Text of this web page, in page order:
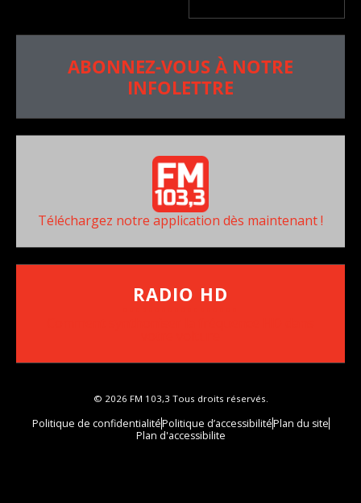
ABONNEZ-VOUS À NOTRE
INFOLETTRE
Téléchargez notre application dès maintenant !
RADIO HD
© 2026 FM 103,3 Tous droits réservés.
Politique de confidentialitéPolitique d’accessibilitéPlan du site
Plan d'accessibilite